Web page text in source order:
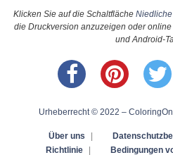
Klicken Sie auf die Schaltfläche
die Druckversion anzuzeigen oder
und Android-
Urheberrecht © 2022 –
Über uns |
Richtlinie
| Bedingungen